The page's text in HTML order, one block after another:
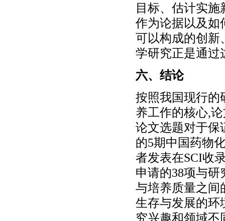
目标、估计实
作为论据以及如
可以构成的创新
学研究正是通过
六、结论
按照我国现行的
养工作的核心,
论文选题对于保
的5期中国药物
者发表在SCI收
申请的38项与
与培养质量之间
生存与发展的环
究兴趣和领域不